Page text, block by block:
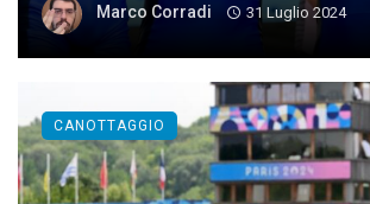
Marco Corradi 31 Luglio 2024
CANOTTAGGIO